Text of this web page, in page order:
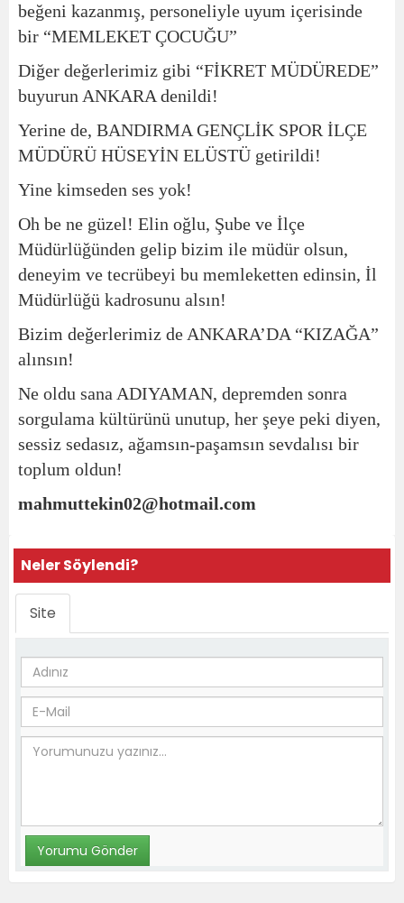
beğeni kazanmış, personeliyle uyum içerisinde
bir “MEMLEKET ÇOCUĞU”
Diğer değerlerimiz gibi “FİKRET MÜDÜREDE”
buyurun ANKARA denildi!
Yerine de, BANDIRMA GENÇLİK SPOR İLÇE
MÜDÜRÜ HÜSEYİN ELÜSTÜ getirildi!
Yine kimseden ses yok!
Oh be ne güzel! Elin oğlu, Şube ve İlçe
Müdürlüğünden gelip bizim ile müdür olsun,
deneyim ve tecrübeyi bu memleketten edinsin, İl
Müdürlüğü kadrosunu alsın!
Bizim değerlerimiz de ANKARA’DA “KIZAĞA”
alınsın!
Ne oldu sana ADIYAMAN, depremden sonra
sorgulama kültürünü unutup, her şeye peki diyen,
sessiz sedasız, ağamsın-paşamsın sevdalısı bir
toplum oldun!
mahmuttekin02@hotmail.com
Neler Söylendi?
Site